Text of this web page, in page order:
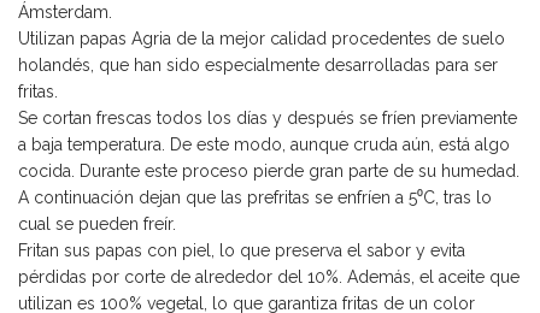
Ámsterdam.
Utilizan papas Agria de la mejor calidad procedentes de suelo
holandés, que han sido especialmente desarrolladas para ser
fritas.
Se cortan frescas todos los días y después se fríen previamente
a baja temperatura. De este modo, aunque cruda aún, está algo
cocida. Durante este proceso pierde gran parte de su humedad.
A continuación dejan que las prefritas se enfríen a 5⁰C, tras lo
cual se pueden freír.
Fritan sus papas con piel, lo que preserva el sabor y evita
pérdidas por corte de alrededor del 10%. Además, el aceite que
utilizan es 100% vegetal, lo que garantiza fritas de un color